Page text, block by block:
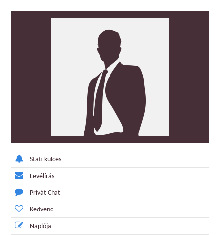
Stati küldés
Levélírás
Privát Chat
Kedvenc
Naplója